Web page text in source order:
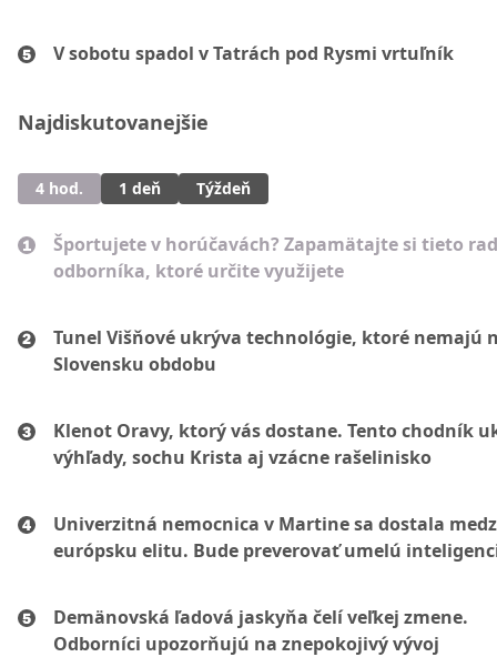
V sobotu spadol v Tatrách pod Rysmi vrtuľník
Najdiskutovanejšie
4 hod. 1 deň Týždeň
Športujete v horúčavách? Zapamätajte si tieto
odborníka, ktoré určite využijete
Tunel Višňové ukrýva technológie, ktoré nemajú
Slovensku obdobu
Klenot Oravy, ktorý vás dostane. Tento chodník
výhľady, sochu Krista aj vzácne rašelinisko
Univerzitná nemocnica v Martine sa dostala
európsku elitu. Bude preverovať umelú
Demänovská ľadová jaskyňa čelí veľkej zmene.
Odborníci upozorňujú na znepokojivý vývoj